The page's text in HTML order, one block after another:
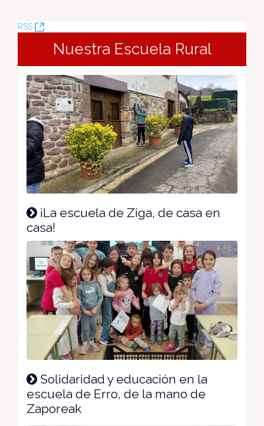
RSS
(Abre
nuevaNuestra Escuela Rural
¡La escuela de Ziga, de casa en
casa!
Solidaridad y educación en la
escuela de Erro, de la mano de
Zaporeak